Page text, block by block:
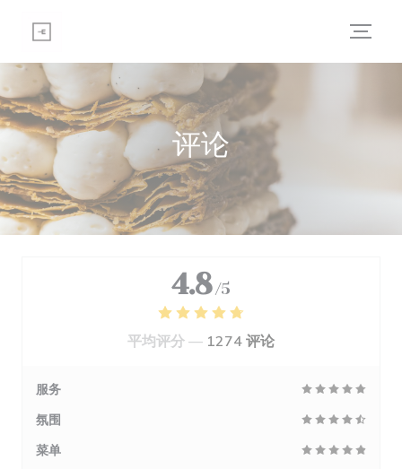
评论
4.8 /5
平均评分 — 1274 评论
服务
氛围
菜单